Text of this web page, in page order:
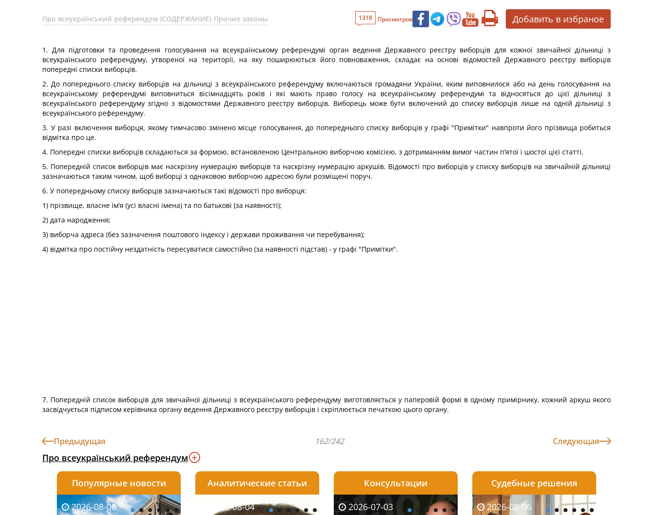
Про всеукраїнський референдум (СОДЕРЖАНИЕ) Прочие законы 1318 Просмотров Добавить в избраное
1. Для підготовки та проведення голосування на всеукраїнському референдумі орган ведення Державного реєстру виборців для кожної звичайної дільниці з
всеукраїнського референдуму, утвореної на території, на яку поширюються його повноваження, складає на основі відомостей Державного реєстру виборців
попередні списки виборців.
2. До попереднього списку виборців на дільниці з всеукраїнського референдуму включаються громадяни України, яким виповнилося або на день голосування на
всеукраїнському референдумі виповниться вісімнадцять років і які мають право голосу на всеукраїнському референдумі та відносяться до цієї дільниці з
всеукраїнського референдуму згідно з відомостями Державного реєстру виборців. Виборець може бути включений до списку виборців лише на одній дільниці з
всеукраїнського референдуму.
3. У разі включення виборця, якому тимчасово змінено місце голосування, до попереднього списку виборців у графі "Примітки" навпроти його прізвища робиться
відмітка про це.
4. Попередні списки виборців складаються за формою, встановленою Центральною виборчою комісією, з дотриманням вимог частин п’ятої і шостої цієї статті.
5. Попередній список виборців має наскрізну нумерацію виборців та наскрізну нумерацію аркушів. Відомості про виборців у списку виборців на звичайній дільниці
зазначаються таким чином, щоб виборці з однаковою виборчою адресою були розміщені поруч.
6. У попередньому списку виборців зазначаються такі відомості про виборця:
1) прізвище, власне ім’я (усі власні імена) та по батькові (за наявності);
2) дата народження;
3) виборча адреса (без зазначення поштового індексу і держави проживання чи перебування);
4) відмітка про постійну нездатність пересуватися самостійно (за наявності підстав) - у графі "Примітки".
7. Попередній список виборців для звичайної дільниці з всеукраїнського референдуму виготовляється у паперовій формі в одному примірнику, кожний аркуш якого
засвідчується підписом керівника органу ведення Державного реєстру виборців і скріплюється печаткою цього органу.
Предыдущая 162/242 Следующая
Про всеукраїнський референдум
Популярные новости
2026-08-06 2026-08-06 2026-08-06 2026-08-05 2026-08-05
Аналитические статьи
2026-08-03 2026-08-04 2026-08-04 2026-08-03 2026-08-03
Консультации
2026-05-25 2026-07-03 2026-06-08 2026-06-01
Судебные решения
2026-07-30 2026-08-06